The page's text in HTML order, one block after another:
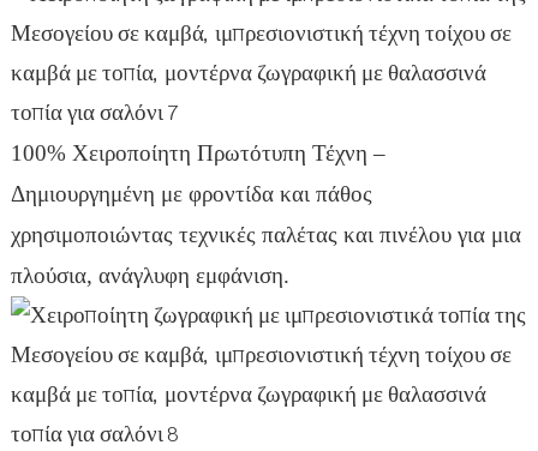
100% Χειροποίητη Πρωτότυπη Τέχνη –
Δημιουργημένη με φροντίδα και πάθος
χρησιμοποιώντας τεχνικές παλέτας και πινέλου για μια
πλούσια, ανάγλυφη εμφάνιση.